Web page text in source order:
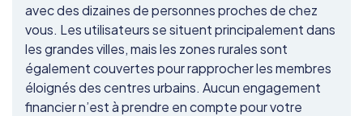
avec des dizaines de personnes proches de chez
vous. Les utilisateurs se situent principalement dans
les grandes villes, mais les zones rurales sont
également couvertes pour rapprocher les membres
éloignés des centres urbains. Aucun engagement
financier n’est à prendre en compte pour votre